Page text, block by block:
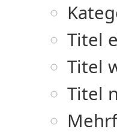
Titel
Titel
Titel